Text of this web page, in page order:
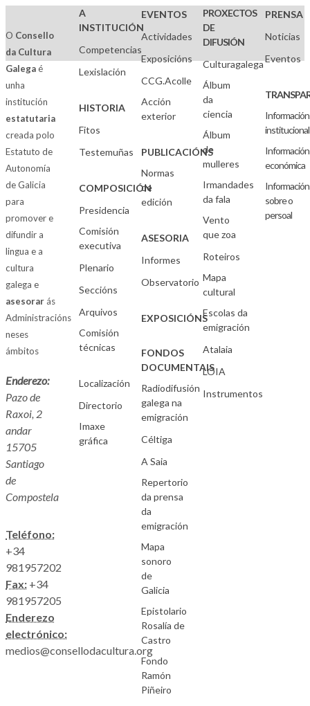
O Consello
da Cultura
Galegaé
unha
institución
estatutaria
creada polo
Estatuto de
Autonomía
de Galicia
para
promover e
difundir a
lingua e a
cultura
galega e
asesorarás
Administracións
neses
ámbitos
Enderezo:
Pazo de
Raxoi, 2
andar
15705
Santiago
de
Compostela
Teléfono:
+34
981957202
Fax: +34
981957205
Enderezo
electrónico:
medios@consellodacultura.org
A
INSTITUCIÓN
Competencias
Lexislación
HISTORIA
Fitos
Testemuñas
COMPOSICIÓN
Presidencia
Comisión
executiva
Plenario
Seccións
Arquivos
Comisión
técnicas
Localización
Directorio
Imaxe
gráfica
EVENTOS
Actividades
Exposicións
CCG.Acolle
Acción
exterior
PUBLICACIÓNS
Normas
de
edición
ASESORIA
Informes
Observatorio
EXPOSICIÓNS
FONDOS
DOCUMENTAIS
Radiodifusión
galega na
emigración
Céltiga
A Saia
Repertorio
da prensa
da
emigración
Mapa
sonoro
de
Galicia
Epistolario
Rosalía de
Castro
Fondo
Ramón
Piñeiro
PROXECTOS
DE
DIFUSIÓN
Culturagalega
Álbum
da
ciencia
Álbum
de
mulleres
Irmandades
da fala
Vento
que zoa
Roteiros
Mapa
cultural
Escolas da
emigración
Atalaia
LOIA
Instrumentos
PRENSA
Noticias
Eventos
Información
institucional
Información
económica
Información
sobre o
persoal